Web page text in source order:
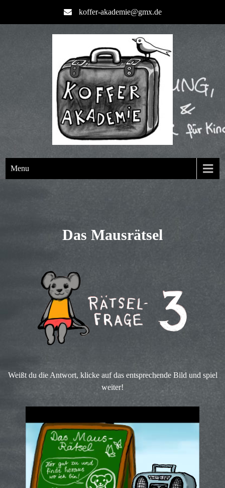
koffer-akademie@gmx.de
Menu
Das Mausrätsel
Weißt du die Antwort, klicke auf das entsprechende Bild und spiel
weiter!